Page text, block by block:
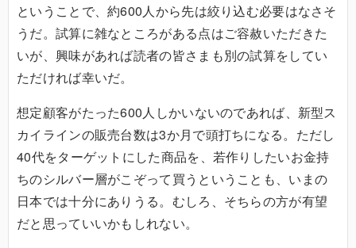
ということで、約600人から先は絞り込む必要はなさそ
うだ。試算に雑なところがある点はご容赦いただきた
いが、興味があれば読者の皆さまも別の試算をしてい
ただければ幸いだ。
想定顧客がたった600人しかいないのであれば、新型ス
カイラインの販売台数は3か月で頭打ちになる。ただし
40代をターゲットにした商品を、若作りしたいお金持
ちのシルバー層がこぞって買うということも、いまの
日本では十分にありうる。むしろ、そちらの方が有望
だと思っていいかもしれない。